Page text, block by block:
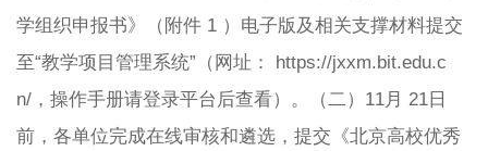
学组织申报书》（附件 1 ）电子版及相关支撑材料提交
至“教学项目管理系统”（网址： https://jxxm.bit.edu.c
n/，操作手册请登录平台后查看）。（二）11月 21日
前，各单位完成在线审核和遴选，提交《北京高校优秀